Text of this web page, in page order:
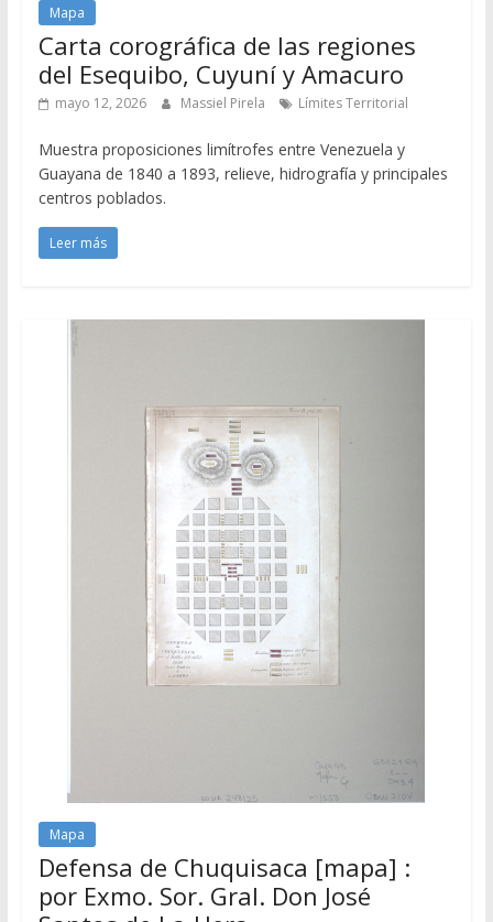
Mapa
Carta corográfica de las regiones
del Esequibo, Cuyuní y Amacuro
mayo 12, 2026 Massiel Pirela Límites Territorial
Muestra proposiciones limítrofes entre Venezuela y
Guayana de 1840 a 1893, relieve, hidrografía y principales
centros poblados.
Leer más
Mapa
Defensa de Chuquisaca [mapa] :
por Exmo. Sor. Gral. Don José